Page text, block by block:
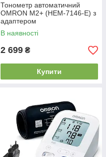
Тонометр автоматичний
OMRON M2+ (HEM-7146-E) з
адаптером
В наявності
2 699 ₴
Купити